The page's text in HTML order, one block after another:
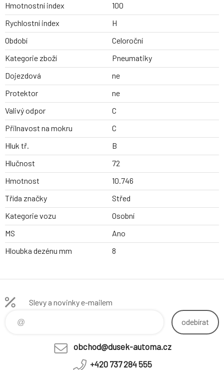
Hmotnostní index
100
Rychlostní index
H
Období
Celoroční
Kategorie zboží
Pneumatiky
Dojezdová
ne
Protektor
ne
Valivý odpor
C
Přilnavost na mokru
C
Hluk tř.
B
Hlučnost
72
Hmotnost
10.746
Třída značky
Střed
Kategorie vozu
Osobní
MS
Ano
Hloubka dezénu mm
8
Slevy a novinky e-mailem
odebírat
obchod@dusek-automa.cz
+420 737 284 555